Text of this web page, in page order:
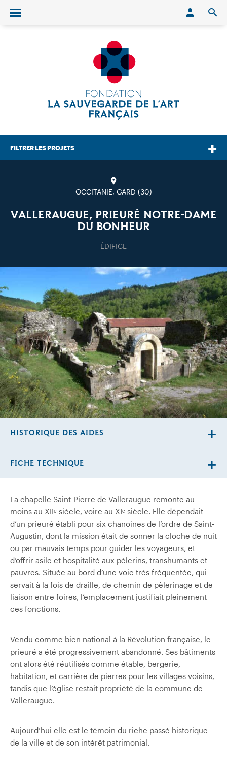
Ouvrir/fermer le menu
FILTRER LES PROJETS
OCCITANIE, GARD (30)
VALLERAUGUE, PRIEURÉ NOTRE-DAME
DU BONHEUR
ÉDIFICE
La chapelle Saint-Pierre de Valleraugue remonte au
moins au XIIᵉ siècle, voire au XIᵉ siècle. Elle dépendait
d’un prieuré établi pour six chanoines de l’ordre de Saint-
Augustin, dont la mission était de sonner la cloche de nuit
ou par mauvais temps pour guider les voyageurs, et
d’offrir asile et hospitalité aux pèlerins, transhumants et
pauvres. Située au bord d’une voie très fréquentée, qui
servait à la fois de draille, de chemin de pèlerinage et de
liaison entre foires, l’emplacement justifiait pleinement
ces fonctions.
Vendu comme bien national à la Révolution française, le
prieuré a été progressivement abandonné. Ses bâtiments
ont alors été réutilisés comme étable, bergerie,
habitation, et carrière de pierres pour les villages voisins,
tandis que l’église restait propriété de la commune de
Valleraugue.
Aujourd’hui elle est le témoin du riche passé historique
de la ville et de son intérêt patrimonial.
HISTORIQUE DES AIDES
FICHE TECHNIQUE